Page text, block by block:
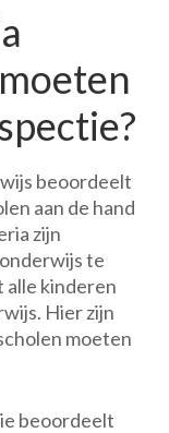
beoordeelt
aan de hand
zijn
te
alle kinderen
Hier zijn
moeten
beoordeelt